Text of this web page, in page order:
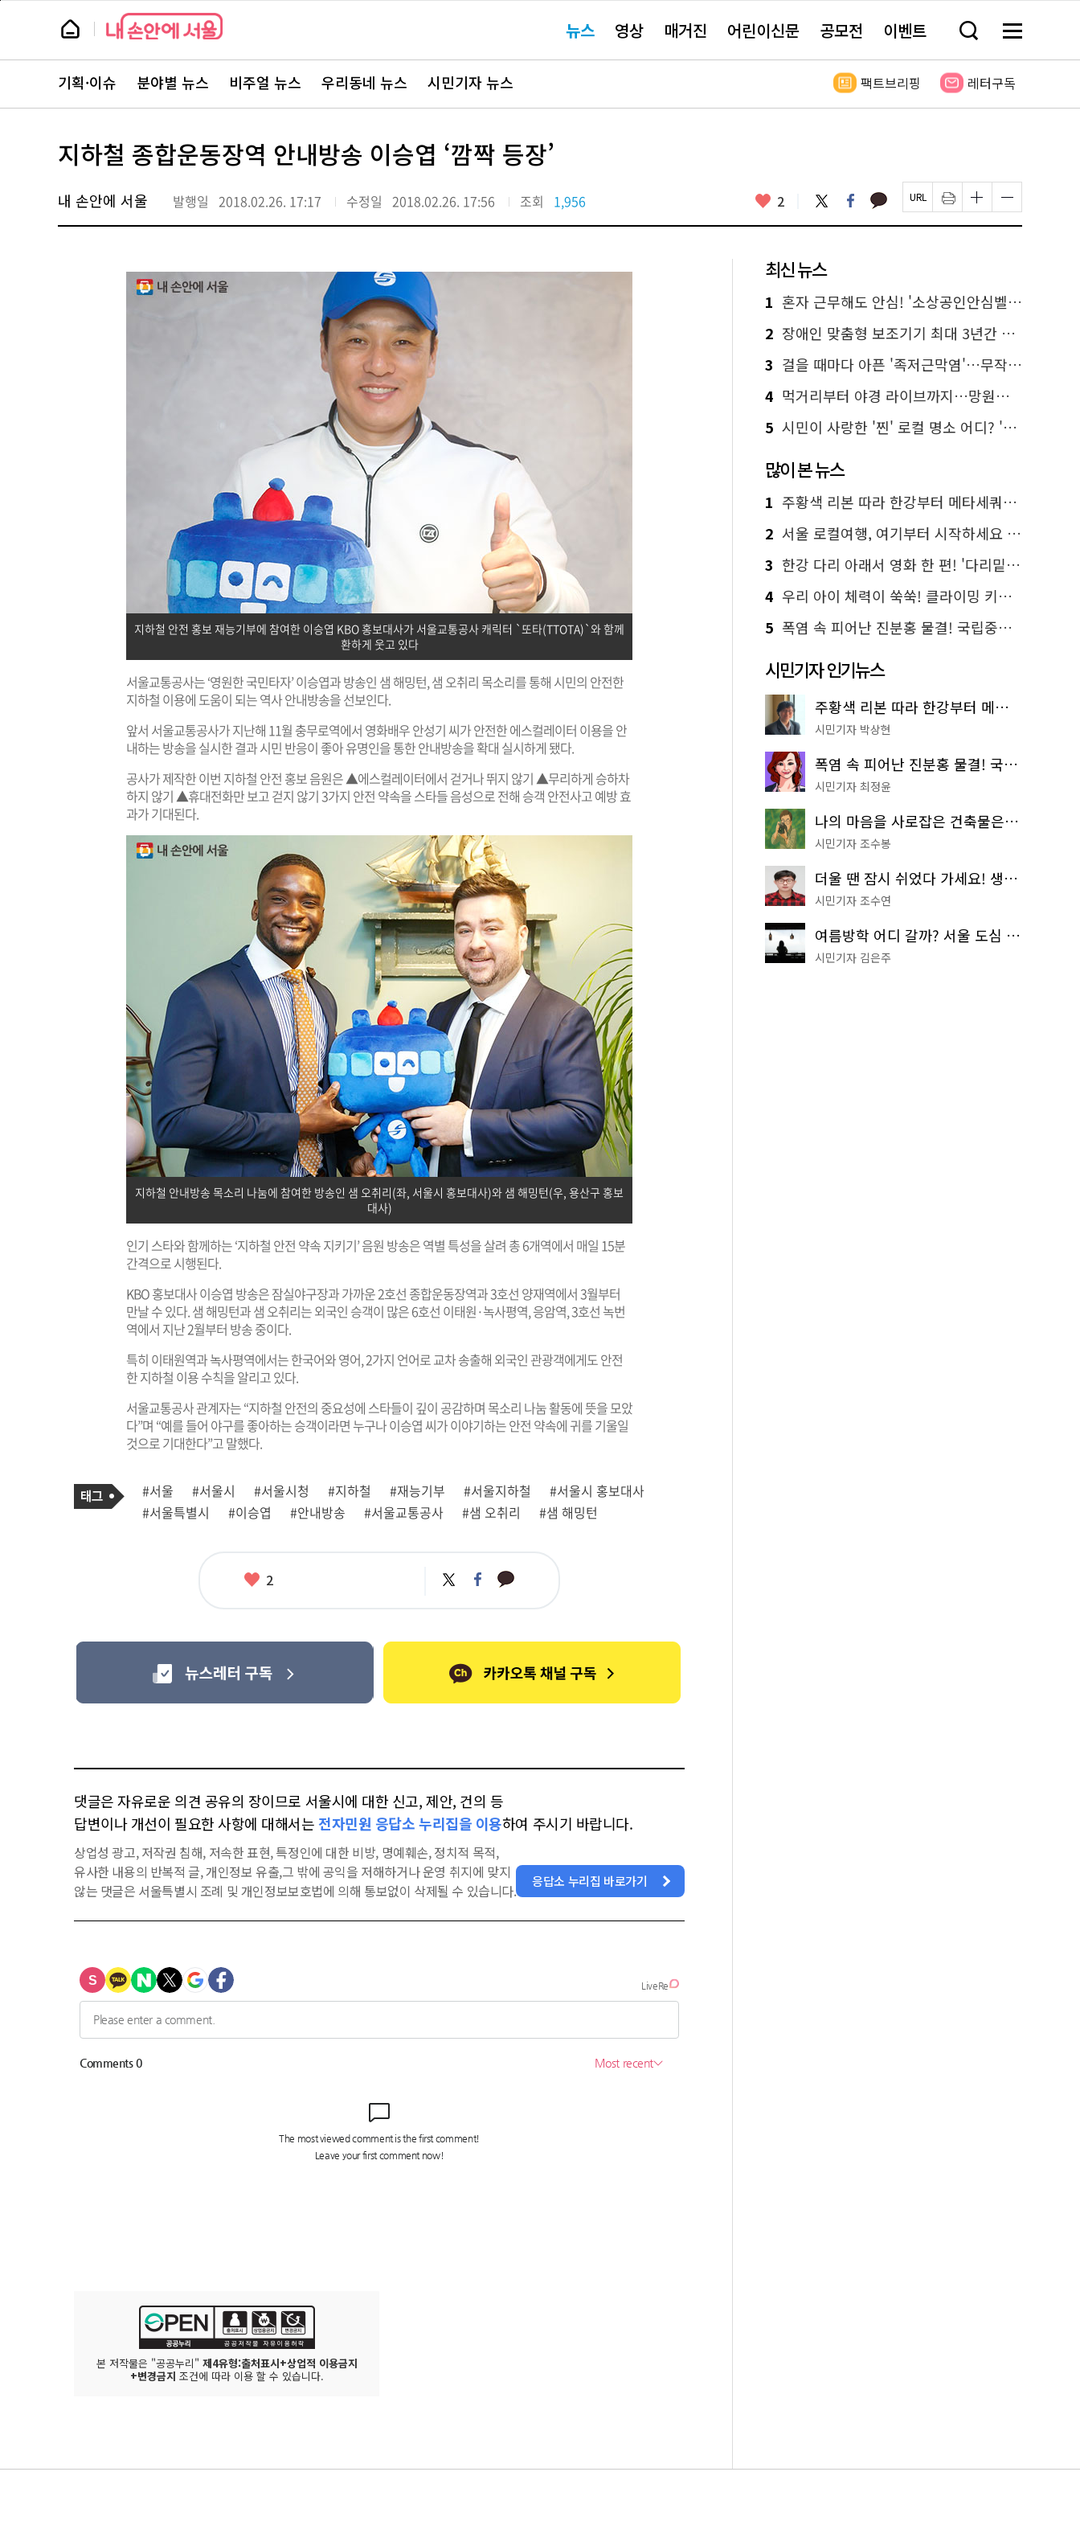
본
뉴
스 요뉴스 영상 매거진 어린이신문 공모전 이벤트 검
창
기
메
전
보
뉴
스
주
서
바
로
기획·이슈 분야별 뉴스 비주얼 뉴스 우리동네 뉴스 시민기자 뉴스 팩트브리핑 레터구독
지하철 종합운동장역 안내방송 이승엽 ‘깜짝 등장’
내 손안에 서울 발행일 2018.02.26. 17:17 수정일 2018.02.26. 17:56 조회 1,956 좋
요
2 트
위
터
페
이
스
카
카 페
이
지
인
쇄
하
글
자
크
하
기
글
자
크
하
기
지하철 안전 홍보 재능기부에 참여한 이승엽 KBO 홍보대사가 서울교통공사 캐릭터 `또타(TTOTA)`와 함께
환하게 웃고 있다
서울교통공사는 ‘영원한 국민타자’ 이승엽과 방송인 샘 해밍턴, 샘 오취리 목소리를 통해 시민의 안전한
지하철 이용에 도움이 되는 역사 안내방송을 선보인다.
앞서 서울교통공사가 지난해 11월 충무로역에서 영화배우 안성기 씨가 안전한 에스컬레이터 이용을 안
내하는 방송을 실시한 결과 시민 반응이 좋아 유명인을 통한 안내방송을 확대 실시하게 됐다.
공사가 제작한 이번 지하철 안전 홍보 음원은 ▲에스컬레이터에서 걷거나 뛰지 않기 ▲무리하게 승하차
하지 않기 ▲휴대전화만 보고 걷지 않기 3가지 안전 약속을 스타들 음성으로 전해 승객 안전사고 예방 효
과가 기대된다.
지하철 안내방송 목소리 나눔에 참여한 방송인 샘 오취리(좌, 서울시 홍보대사)와 샘 해밍턴(우, 용산구 홍보
대사)
인기 스타와 함께하는 ‘지하철 안전 약속 지키기’ 음원 방송은 역별 특성을 살려 총 6개역에서 매일 15분
간격으로 시행된다.
KBO 홍보대사 이승엽 방송은 잠실야구장과 가까운 2호선 종합운동장역과 3호선 양재역에서 3월부터
만날 수 있다. 샘 해밍턴과 샘 오취리는 외국인 승객이 많은 6호선 이태원·녹사평역, 응암역, 3호선 녹번
역에서 지난 2월부터 방송 중이다.
특히 이태원역과 녹사평역에서는 한국어와 영어, 2가지 언어로 교차 송출해 외국인 관광객에게도 안전
한 지하철 이용 수칙을 알리고 있다.
서울교통공사 관계자는 “지하철 안전의 중요성에 스타들이 깊이 공감하며 목소리 나눔 활동에 뜻을 모았
다”며 “예를 들어 야구를 좋아하는 승객이라면 누구나 이승엽 씨가 이야기하는 안전 약속에 귀를 기울일
것으로 기대한다”고 말했다.
사
관
련
태
그
#서울 #서울시 #서울시청 #지하철 #재능기부 #서울지하철
#서울시 홍보대사
#서울특별시
#이승엽 #안내방송 #서울교통공사 #샘 오취리 #샘 해밍턴
좋
2 트
위
페
이
카
카
댓글은 자유로운 의견 공유의 장이므로 서울시에 대한 신고, 제안, 건의 등
답변이나 개선이 필요한 사항에 대해서는 전자민원 응답소 누리집을 이용하여 주시기 바랍니다.
상업성 광고, 저작권 침해, 저속한 표현, 특정인에 대한 비방, 명예훼손, 정치적 목적,
유사한 내용의 반복적 글, 개인정보 유출,그 밖에 공익을 저해하거나 운영 취지에 맞지
않는 댓글은 서울특별시 조례 및 개인정보보호법에 의해 통보없이 삭제될 수 있습니다.
응답소 누리집 바로가기
본 저작물은 "공공누리" 제4유형:출처표시+상업적 이용금지
+변경금지 조건에 따라 이용 할 수 있습니다.
최신 뉴스
1 혼자 근무해도 안심! '소상공인안심벨' 신청하세요
2 장애인 맞춤형 보조기기 최대 3년간 무상 대여…삶의 질 높인다
3 걸을 때마다 아픈 '족저근막염'…무작정 참지 말고 '이것' 해보세요!
4 먹거리부터 야경 라이브까지…망원한강공원 알짜 코스
5 시민이 사랑한 '찐' 로컬 명소 어디? '서울에디션25' 추천 코스
많이 본 뉴스
1 주황색 리본 따라 한강부터 메타세쿼이아 숲길까지…서울둘레길 15코스
2 서울 로컬여행, 여기부터 시작하세요 '서울에디션25'
3 한강 다리 아래서 영화 한 편! '다리밑 영화관' 무료 상영
4 우리 아이 체력이 쑥쑥! 클라이밍 키즈카페·어린이 체력장
5 폭염 속 피어난 진분홍 물결! 국립중앙박물관 배롱나무 명소
시민기자 인기뉴스
주황색 리본 따라 한강부터 메타세쿼이아 숲길까지…서울둘레길 15코스
시민기자 박상현
폭염 속 피어난 진분홍 물결! 국립중앙박물관 배롱나무 명소
시민기자 최정윤
나의 마음을 사로잡은 건축물은? '서울시 건축상' 수상작 공개!
시민기자 조수봉
더울 땐 잠시 쉬었다 가세요! 생수 냉장고부터 해피소·무더위쉼터까지
시민기자 조수연
여름방학 어디 갈까? 서울 도심 무료 실내 여행 코스 추천
시민기자 김은주
페